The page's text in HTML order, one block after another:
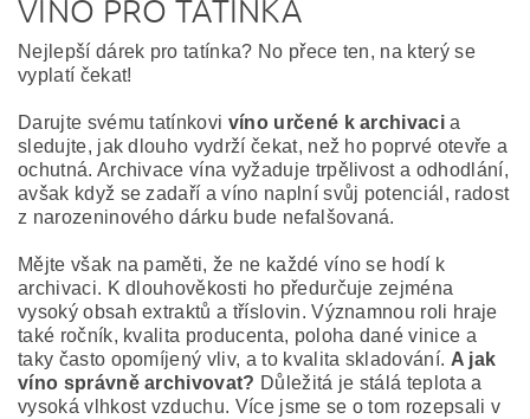
VÍNO PRO TATÍNKA
Nejlepší dárek pro tatínka? No přece ten, na který se
vyplatí čekat!
Darujte svému tatínkovi víno určené k archivaci a
sledujte, jak dlouho vydrží čekat, než ho poprvé otevře a
ochutná. Archivace vína vyžaduje trpělivost a odhodlání,
avšak když se zadaří a víno naplní svůj potenciál, radost
z narozeninového dárku bude nefalšovaná.
Mějte však na paměti, že ne každé víno se hodí k
archivaci. K dlouhověkosti ho předurčuje zejména
vysoký obsah extraktů a tříslovin. Významnou roli hraje
také ročník, kvalita producenta, poloha dané vinice a
taky často opomíjený vliv, a to kvalita skladování. A jak
víno správně archivovat? Důležitá je stálá teplota a
vysoká vlhkost vzduchu. Více jsme se o tom rozepsali v